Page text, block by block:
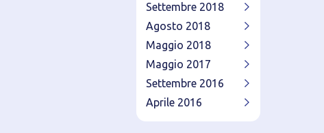
Settembre 2018
Agosto 2018
Maggio 2018
Maggio 2017
Settembre 2016
Aprile 2016